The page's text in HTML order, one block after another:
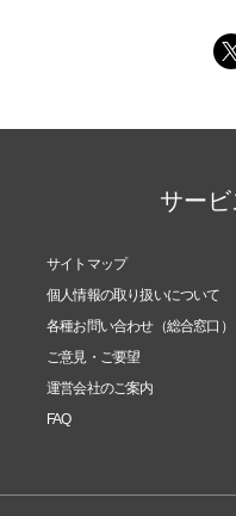
サー
サイトマップ
個人情報の取り扱いについて
各種お問い合わせ（総合窓口）
ご意見・ご要望
運営会社のご案内
FAQ